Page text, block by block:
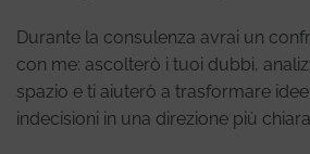
Durante la consulenza avrai un
con me: ascolterò i tuoi dubbi,
spazio e ti aiuterò a trasformare
indecisioni in una direzione più